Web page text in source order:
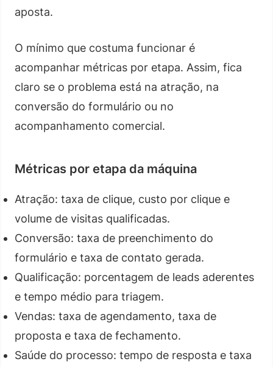
aposta.
O mínimo que costuma funcionar é
acompanhar métricas por etapa. Assim, fica
claro se o problema está na atração, na
conversão do formulário ou no
acompanhamento comercial.
Métricas por etapa da máquina
Atração: taxa de clique, custo por clique e
volume de visitas qualificadas.
Conversão: taxa de preenchimento do
formulário e taxa de contato gerada.
Qualificação: porcentagem de leads aderentes
e tempo médio para triagem.
Vendas: taxa de agendamento, taxa de
proposta e taxa de fechamento.
Saúde do processo: tempo de resposta e taxa